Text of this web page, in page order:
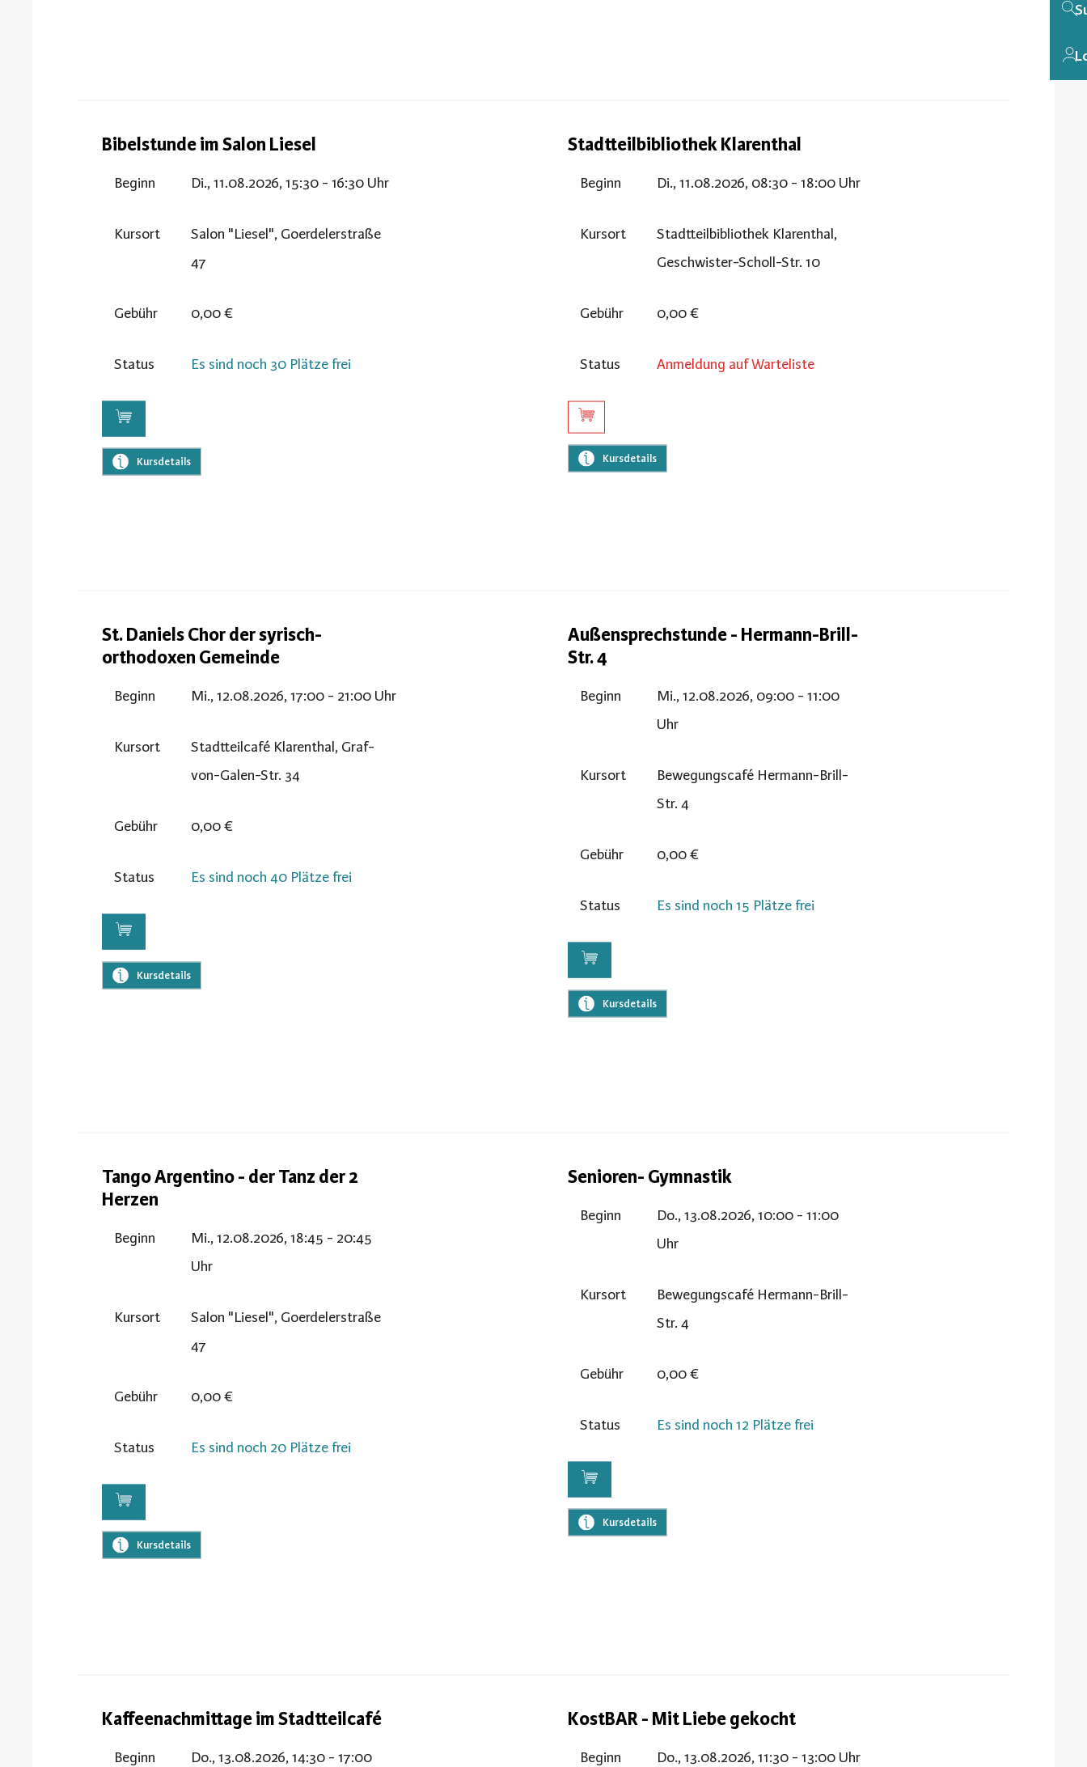
Bibelstunde im Salon Liesel
Beginn Di., 11.08.2026, 15:30 - 16:30 Uhr
Kursort
Salon "Liesel", Goerdelerstraße
47
Gebühr 0,00 €
Status Es sind noch 30 Plätze frei
Kursdetails
Stadtteilbibliothek Klarenthal
Beginn Di., 11.08.2026, 08:30 - 18:00 Uhr
Kursort
Stadtteilbibliothek Klarenthal,
Geschwister-Scholl-Str. 10
Gebühr 0,00 €
Status Anmeldung auf Warteliste
Kursdetails
St. Daniels Chor der syrisch-
orthodoxen Gemeinde
Beginn Mi., 12.08.2026, 17:00 - 21:00 Uhr
Kursort
Stadtteilcafé Klarenthal, Graf-
von-Galen-Str. 34
Gebühr 0,00 €
Status Es sind noch 40 Plätze frei
Kursdetails
Außensprechstunde - Hermann-Brill-
Str. 4
Beginn
Mi., 12.08.2026, 09:00 - 11:00
Uhr
Kursort
Bewegungscafé Hermann-Brill-
Str. 4
Gebühr 0,00 €
Status Es sind noch 15 Plätze frei
Kursdetails
Tango Argentino - der Tanz der 2
Herzen
Beginn
Mi., 12.08.2026, 18:45 - 20:45
Uhr
Kursort
Salon "Liesel", Goerdelerstraße
47
Gebühr 0,00 €
Status Es sind noch 20 Plätze frei
Kursdetails
Senioren- Gymnastik
Beginn
Do., 13.08.2026, 10:00 - 11:00
Uhr
Kursort
Bewegungscafé Hermann-Brill-
Str. 4
Gebühr 0,00 €
Status Es sind noch 12 Plätze frei
Kursdetails
Kaffeenachmittage im Stadtteilcafé
Beginn Do., 13.08.2026, 14:30 - 17:00
KostBAR - Mit Liebe gekocht
Beginn Do., 13.08.2026, 11:30 - 13:00 Uhr